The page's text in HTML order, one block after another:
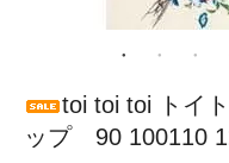
toi toi toi トイ
ップ 90 100110